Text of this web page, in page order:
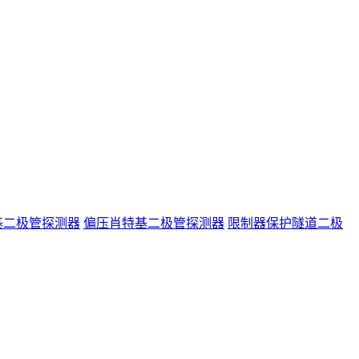
极管探测器 偏压肖特基二极管探测器 限制器保护隧道二极